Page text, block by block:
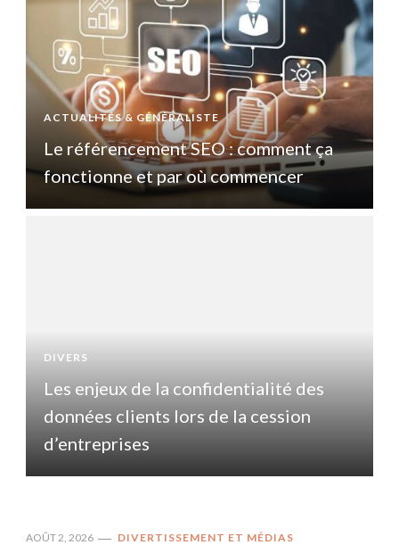
ACTUALITÉS & GÉNÉRALISTE
Le référencement SEO : comment ça
fonctionne et par où commencer
DIVERS
Les enjeux de la confidentialité des
données clients lors de la cession
d’entreprises
AOÛT 2, 2026 DIVERTISSEMENT ET MÉDIAS